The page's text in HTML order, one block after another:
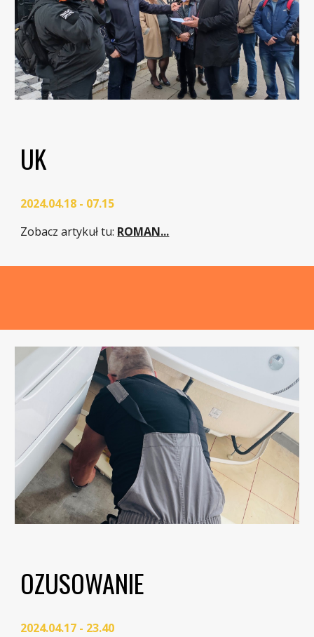
UK
2024.04.18 - 07.15
Zobacz artykuł tu: ROMAN...
OZUSOWANIE
2024.04.17 - 23.40